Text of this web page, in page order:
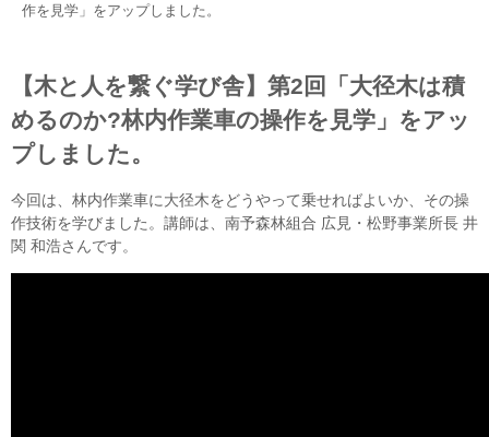
作を見学」をアップしました。
【木と人を繋ぐ学び舎】第2回「大径木は積
めるのか?林内作業車の操作を見学」をアッ
プしました。
今回は、林内作業車に大径木をどうやって乗せればよいか、その操
作技術を学びました。講師は、南予森林組合 広見・松野事業所長 井
関 和浩さんです。